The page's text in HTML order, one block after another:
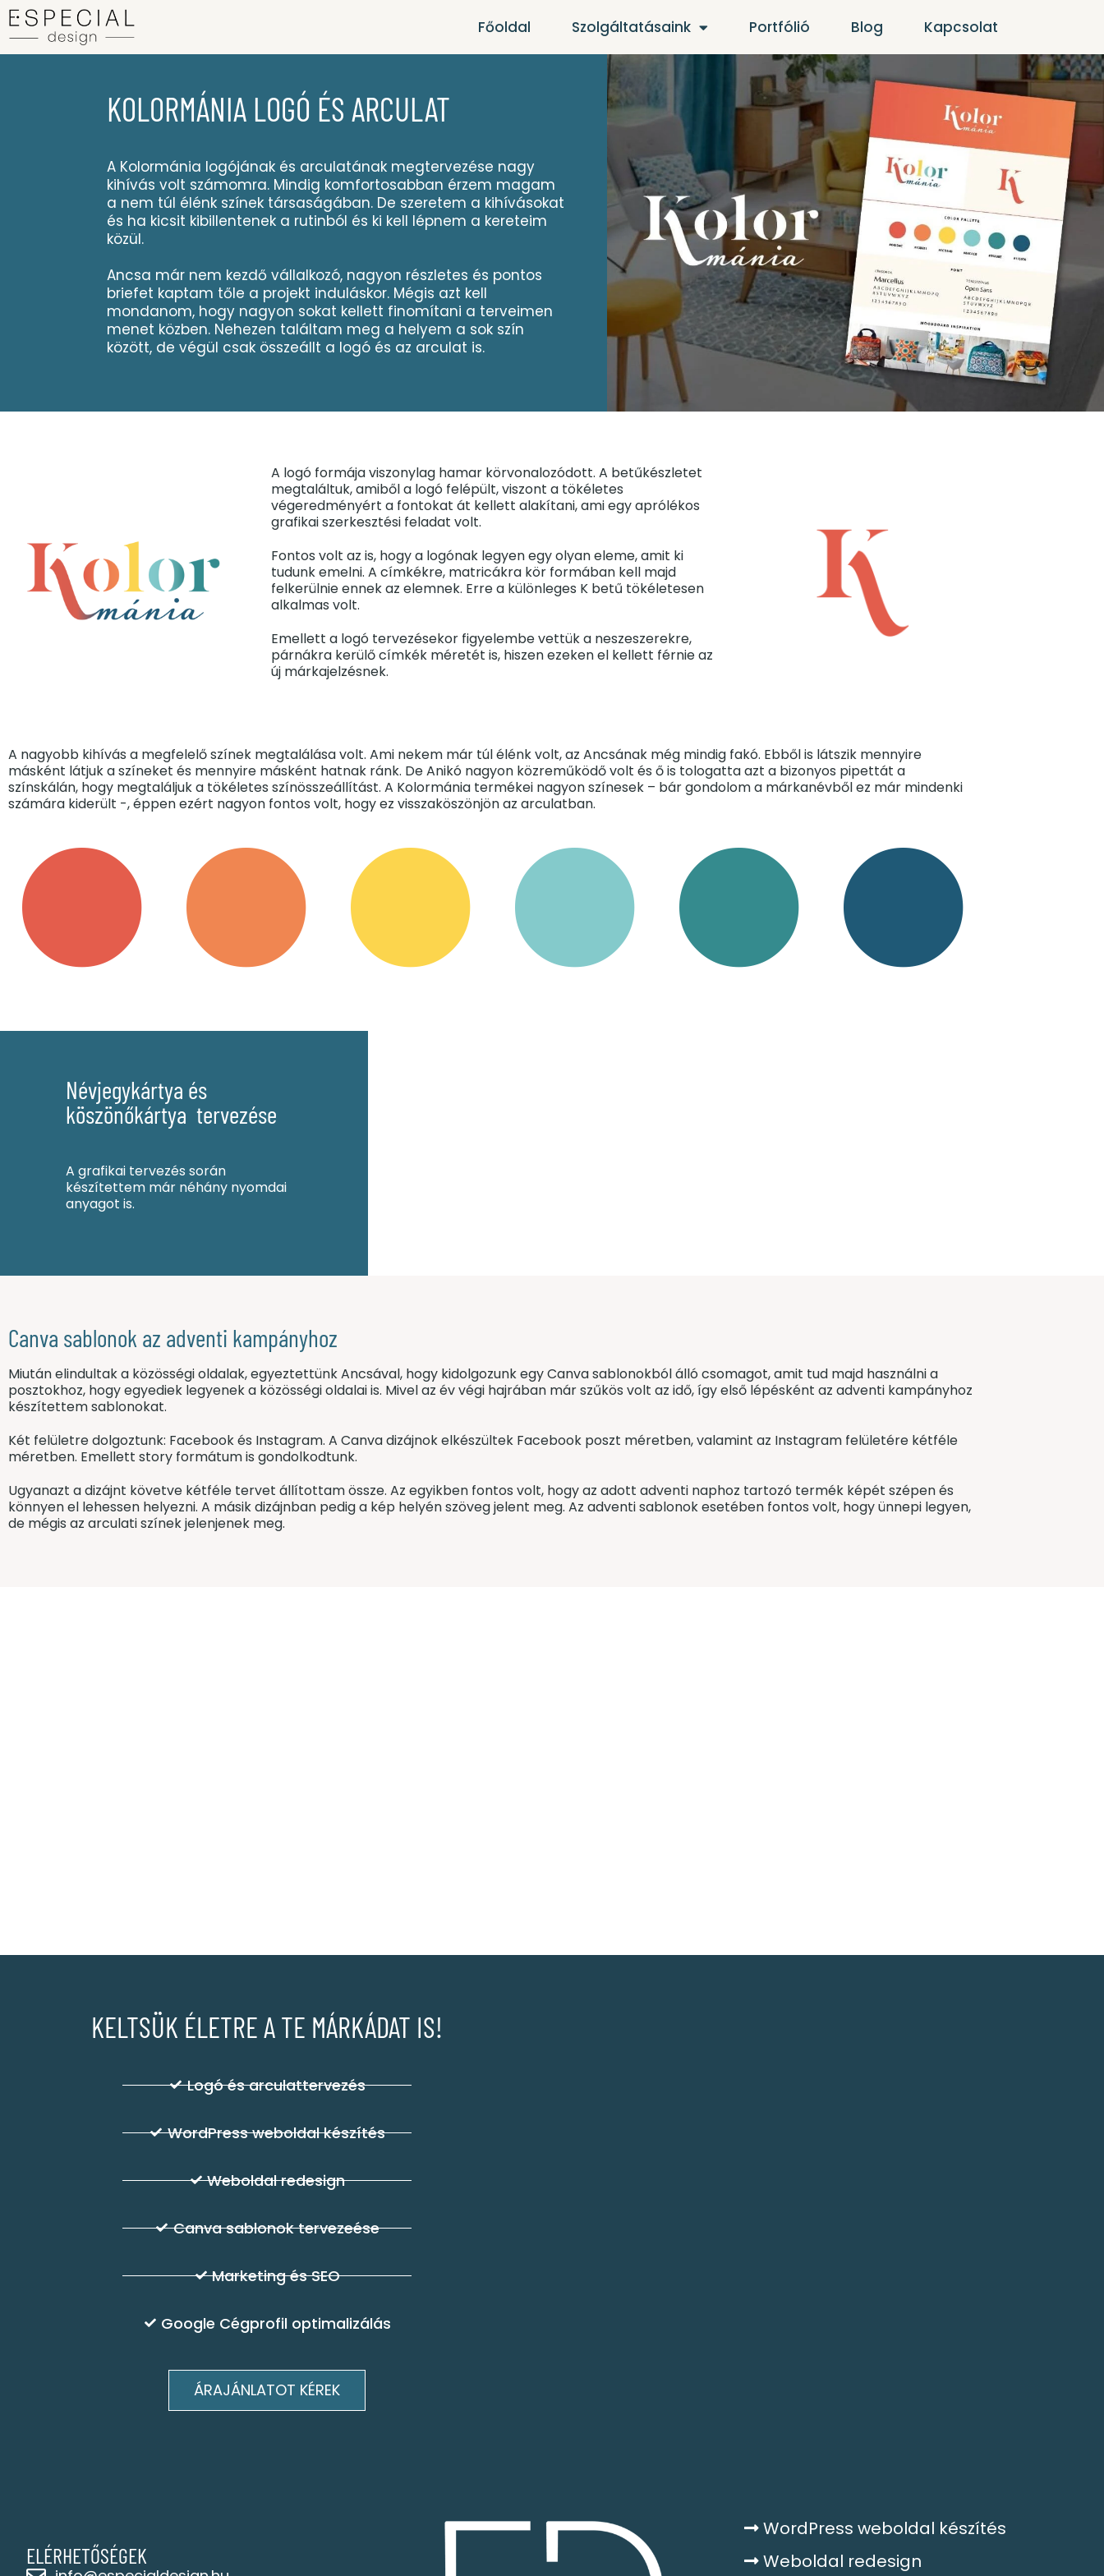
Főoldal Szolgáltatásaink Portfólió Blog Kapcsolat
KOLORMÁNIA LOGÓ ÉS ARCULAT
A Kolormánia logójának és arculatának megtervezése nagy
kihívás volt számomra. Mindig komfortosabban érzem magam
a nem túl élénk színek társaságában. De szeretem a kihívásokat
és ha kicsit kibillentenek a rutinból és ki kell lépnem a kereteim
közül.
Ancsa már nem kezdő vállalkozó, nagyon részletes és pontos
briefet kaptam tőle a projekt induláskor. Mégis azt kell
mondanom, hogy nagyon sokat kellett finomítani a terveimen
menet közben. Nehezen találtam meg a helyem a sok szín
között, de végül csak összeállt a logó és az arculat is.
A logó formája viszonylag hamar körvonalozódott. A betűkészletet
megtaláltuk, amiből a logó felépült, viszont a tökéletes
végeredményért a fontokat át kellett alakítani, ami egy aprólékos
grafikai szerkesztési feladat volt.
Fontos volt az is, hogy a logónak legyen egy olyan eleme, amit ki
tudunk emelni. A címkékre, matricákra kör formában kell majd
felkerülnie ennek az elemnek. Erre a különleges K betű tökéletesen
alkalmas volt.
Emellett a logó tervezésekor figyelembe vettük a neszeszerekre,
párnákra kerülő címkék méretét is, hiszen ezeken el kellett férnie az
új márkajelzésnek.
A nagyobb kihívás a megfelelő színek megtalálása volt. Ami nekem már túl élénk volt, az Ancsának még mindig fakó. Ebből is látszik mennyire
másként látjuk a színeket és mennyire másként hatnak ránk. De Anikó nagyon közreműködő volt és ő is tologatta azt a bizonyos pipettát a
színskálán, hogy megtaláljuk a tökéletes színösszeállítást. A Kolormánia termékei nagyon színesek – bár gondolom a márkanévből ez már mindenki
számára kiderült -, éppen ezért nagyon fontos volt, hogy ez visszaköszönjön az arculatban.
Névjegykártya és
köszönőkártya tervezése
A grafikai tervezés során
készítettem már néhány nyomdai
anyagot is.
Canva sablonok az adventi kampányhoz
Miután elindultak a közösségi oldalak, egyeztettünk Ancsával, hogy kidolgozunk egy Canva sablonokból álló csomagot, amit tud majd használni a
posztokhoz, hogy egyediek legyenek a közösségi oldalai is. Mivel az év végi hajrában már szűkös volt az idő, így első lépésként az adventi kampányhoz
készítettem sablonokat.
Két felületre dolgoztunk: Facebook és Instagram. A Canva dizájnok elkészültek Facebook poszt méretben, valamint az Instagram felületére kétféle
méretben. Emellett story formátum is gondolkodtunk.
Ugyanazt a dizájnt követve kétféle tervet állítottam össze. Az egyikben fontos volt, hogy az adott adventi naphoz tartozó termék képét szépen és
könnyen el lehessen helyezni. A másik dizájnban pedig a kép helyén szöveg jelent meg. Az adventi sablonok esetében fontos volt, hogy ünnepi legyen,
de mégis az arculati színek jelenjenek meg.
KELTSÜK ÉLETRE A TE MÁRKÁDAT IS!
Logó és arculattervezés
WordPress weboldal készítés
Weboldal redesign
Canva sablonok tervezeése
Marketing és SEO
Google Cégprofil optimalizálás
ÁRAJÁNLATOT KÉREK
ELÉRHETŐSÉGEK
WordPress weboldal készítés
Weboldal redesign